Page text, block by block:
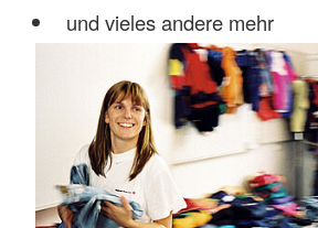
und vieles andere mehr